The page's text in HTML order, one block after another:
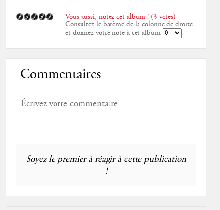
Vous aussi, notez cet album ! (3 votes)
Consultez le barème de la colonne de droite
et donnez votre note à cet album
Commentaires
Soyez le premier à réagir à cette publication
!